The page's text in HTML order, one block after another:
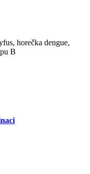
horečka dengue,
B